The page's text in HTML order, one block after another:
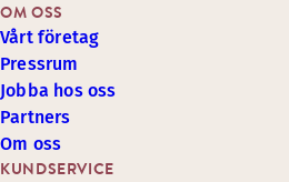
KUNDSERVICE
OM OSS
Vårt företag
Pressrum
Jobba hos oss
Partners
Om oss